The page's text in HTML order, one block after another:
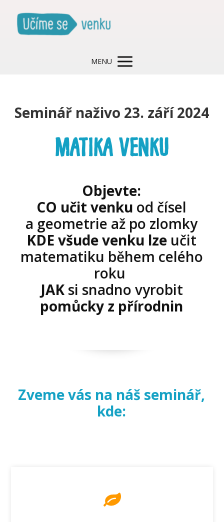
MENU
Seminář naživo 23. září 2024
Matika VENKU
Objevte:
CO učit venku od čísel
a geometrie až po zlomky
KDE všude venku lze učit
matematiku během celého
roku
JAK si snadno vyrobit
pomůcky z přírodnin
Zveme vás na náš seminář,
kde: